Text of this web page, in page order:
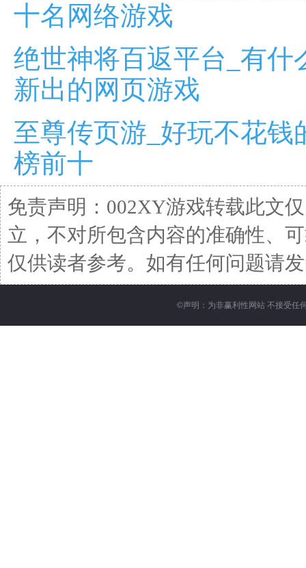
十名网络游戏
绝世神将百返平台_有什
新出的网页游戏
至尊传页游_好玩不花
榜前十
免责声明：002XY游戏转载此文
立，不对所包含内容的准确性、
仅供读者参考。如有任何问题请
©声明：为非赢利性网站 不接受任